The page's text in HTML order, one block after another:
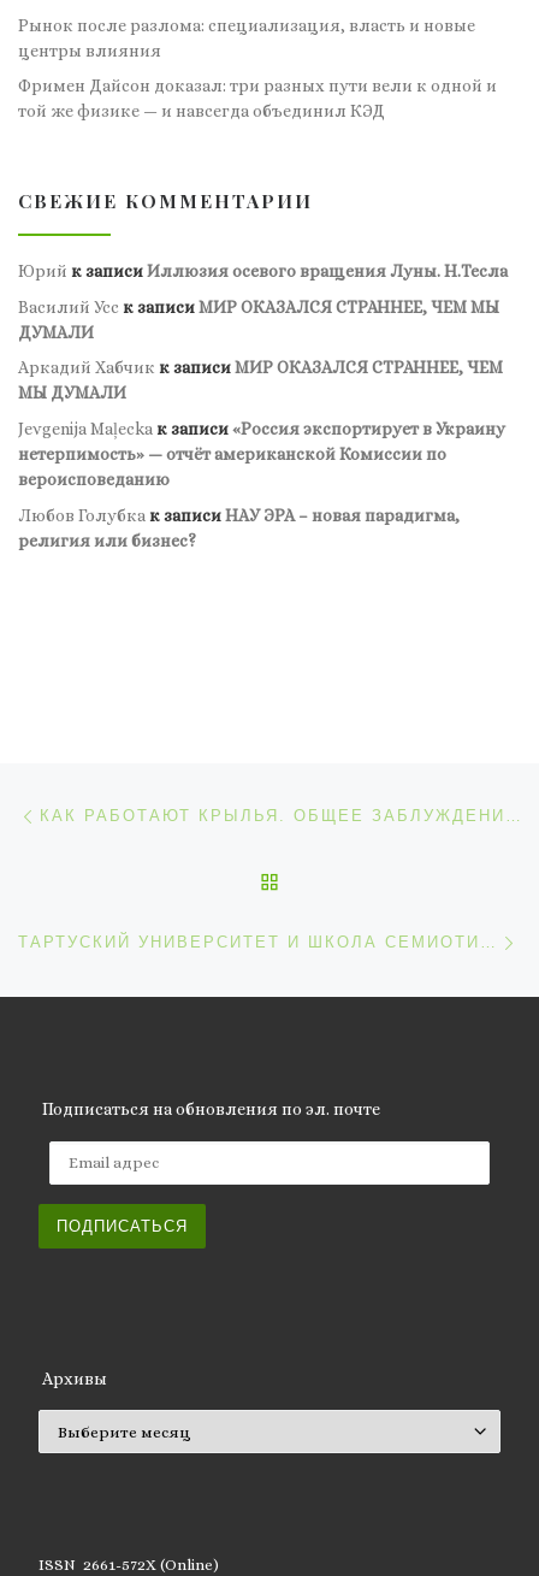
Рынок после разлома: специализация, власть и новые
центры влияния
Фримен Дайсон доказал: три разных пути вели к одной и
той же физике — и навсегда объединил КЭД
СВЕЖИЕ КОММЕНТАРИИ
Юрий к записиИллюзия осевого вращения Луны. Н.Тесла
Василий Усс к записиМИР ОКАЗАЛСЯ СТРАННЕЕ, ЧЕМ МЫ
ДУМАЛИ
Аркадий Хабчик к записиМИР ОКАЗАЛСЯ СТРАННЕЕ, ЧЕМ
МЫ ДУМАЛИ
Jevgenija Maļecka к записи«Россия экспортирует в Украину
нетерпимость» — отчёт американской Комиссии по
вероисповеданию
Любов Голубка к записиНАУ ЭРА – новая парадигма,
религия или бизнес?
КАК РАБОТАЮТ КРЫЛЬЯ. ОБЩЕЕ ЗАБЛУЖДЕНИЕ О ПОДЪЕМНОЙ СИЛЕ. ЛЕКЦИЯ ХОЛЬГЕРА БАБИНСКОГО, ПРОФЕССОРА АЭРОДИНАМИКИ КЕМБРИДЖСКОГО УНИВЕРСИТЕТА
ТАРТУСКИЙ УНИВЕРСИТЕТ И ШКОЛА СЕМИОТИКИ ЮРИЯ ЛОТМАНА
Подписаться на обновления по эл. почте
ПОДПИСАТЬСЯ
Архивы
ISSN 2661-572X (Online)